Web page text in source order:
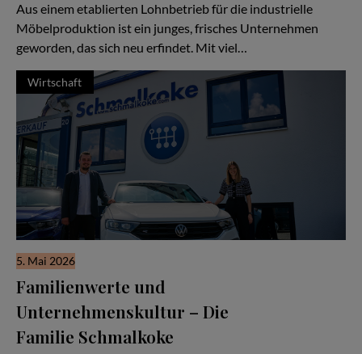
Aus einem etablierten Lohnbetrieb für die industrielle
Möbelproduktion ist ein junges, frisches Unternehmen
geworden, das sich neu erfindet. Mit viel…
Wirtschaft
5. Mai 2026
Familienwerte und
Unternehmenskultur – Die
Familie Schmalkoke